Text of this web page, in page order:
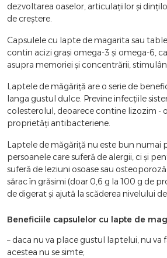
dezvoltarea oaselor, articulațiilor și
de creștere.
Capsulele cu lapte de magarita sau
contin acizi grași omega-3 și omega-6,
asupra memoriei și concentrării,
Laptele de măgăriță are o serie de
langa gustul dulce. Previne infecțiile
colesterolul, deoarece contine lizozim -
proprietăți antibacteriene.
Laptele de măgăriță nu este bun numai
persoanele care suferă de alergii, ci și
suferă de leziuni osoase sau
sărac în grăsimi (doar 0,6 g la 100 g de
de digerat și ajută la scăderea nivelului
Beneficiile capsulelor cu lapte de
– daca nu va place gustul laptelui, nu va
acestea nu se simte;